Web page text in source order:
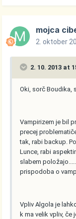
mojca
2. oktober
2. 10. 2013 at
Oki, sorč Boudika,
Vampirizem je bil
precej
tak, rabi backup.
Lunce, rabi
slabem
prispodoba o
Vpliv Algola je
k ma velik vpliv, če